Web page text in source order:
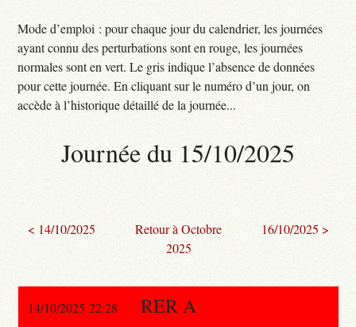
Mode d’emploi : pour chaque jour du calendrier, les journées
ayant connu des perturbations sont en rouge, les journées
normales sont en vert. Le gris indique l’absence de données
pour cette journée. En cliquant sur le numéro d’un jour, on
accède à l’historique détaillé de la journée...
Journée du 15/10/2025
< 14/10/2025
Retour à Octobre
2025
16/10/2025 >
14/10/2025 22:28 RER A